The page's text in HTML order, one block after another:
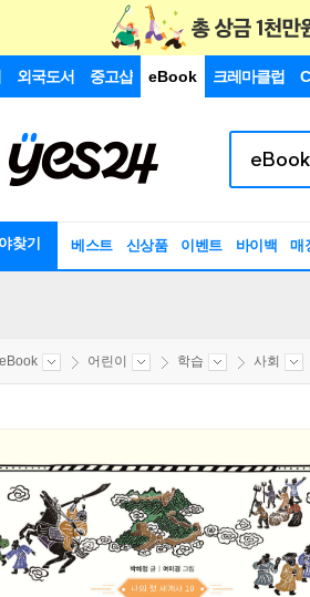
외국도서 중고샵 eBook 크레마클럽
찾기 베스트 신상품 이벤트 바이백 매
eBook 어린이 학습 사회